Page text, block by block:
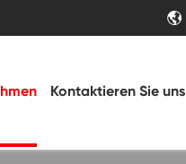

Kontaktieren Sie uns